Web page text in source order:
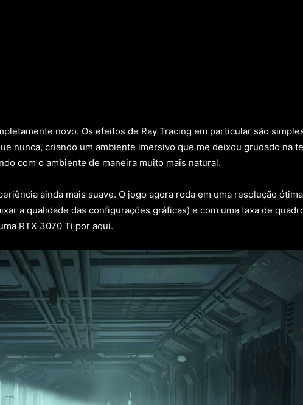
novo. Os efeitos de Ray Tracing em particular são
nunca, criando um ambiente imersivo que me deixou grudado na
com o ambiente de maneira muito mais natural.
ainda mais suave. O jogo agora roda em uma resolução
a qualidade das configurações gráficas) e com uma taxa de
RTX 3070 Ti por aqui.